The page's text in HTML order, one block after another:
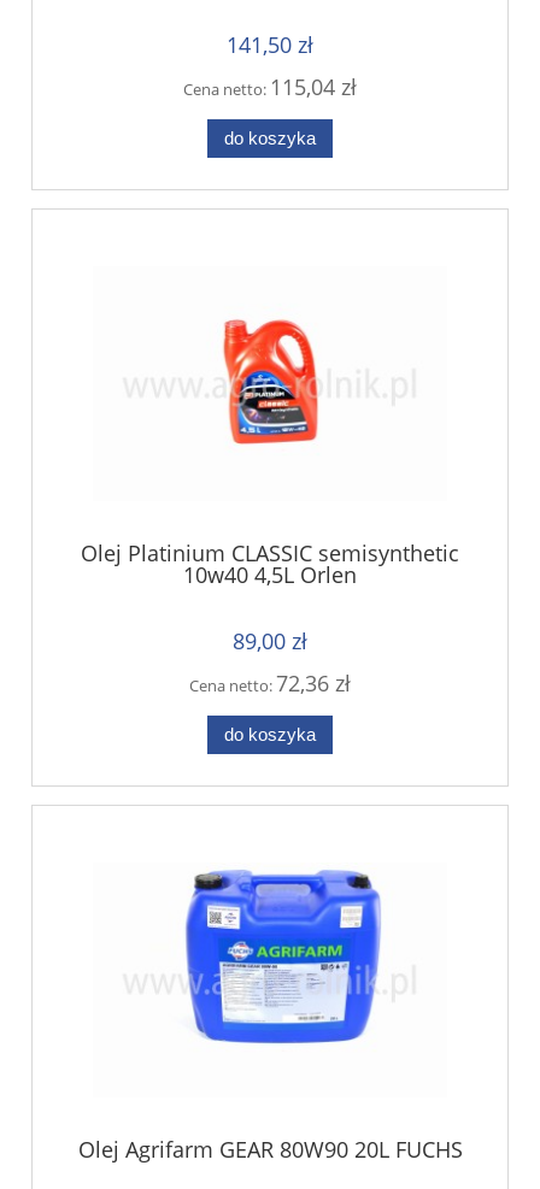
141,50 zł
Cena netto: 115,04 zł
do koszyka
Olej Platinium CLASSIC semisynthetic
10w40 4,5L Orlen
89,00 zł
Cena netto:72,36 zł
do koszyka
Olej Agrifarm GEAR 80W90 20L FUCHS